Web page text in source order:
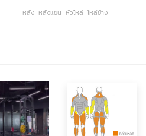
หลัง หลังแขน หัวไหล่ ไหล่ข้าง